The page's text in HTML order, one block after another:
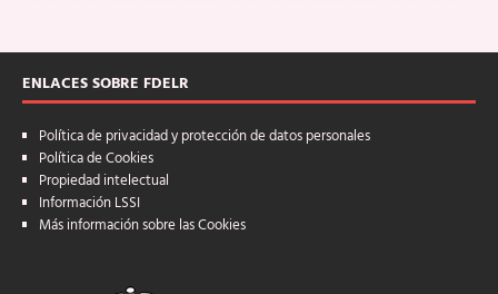
ENLACES SOBRE FDELR
Política de privacidad y protección de datos personales
Política de Cookies
Propiedad intelectual
Información LSSI
Más información sobre las Cookies